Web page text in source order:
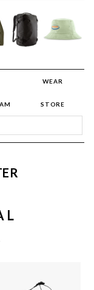
WEAR
STORE